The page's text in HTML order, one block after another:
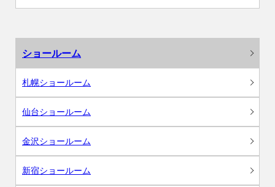
ショールーム
札幌ショールーム
仙台ショールーム
金沢ショールーム
新宿ショールーム